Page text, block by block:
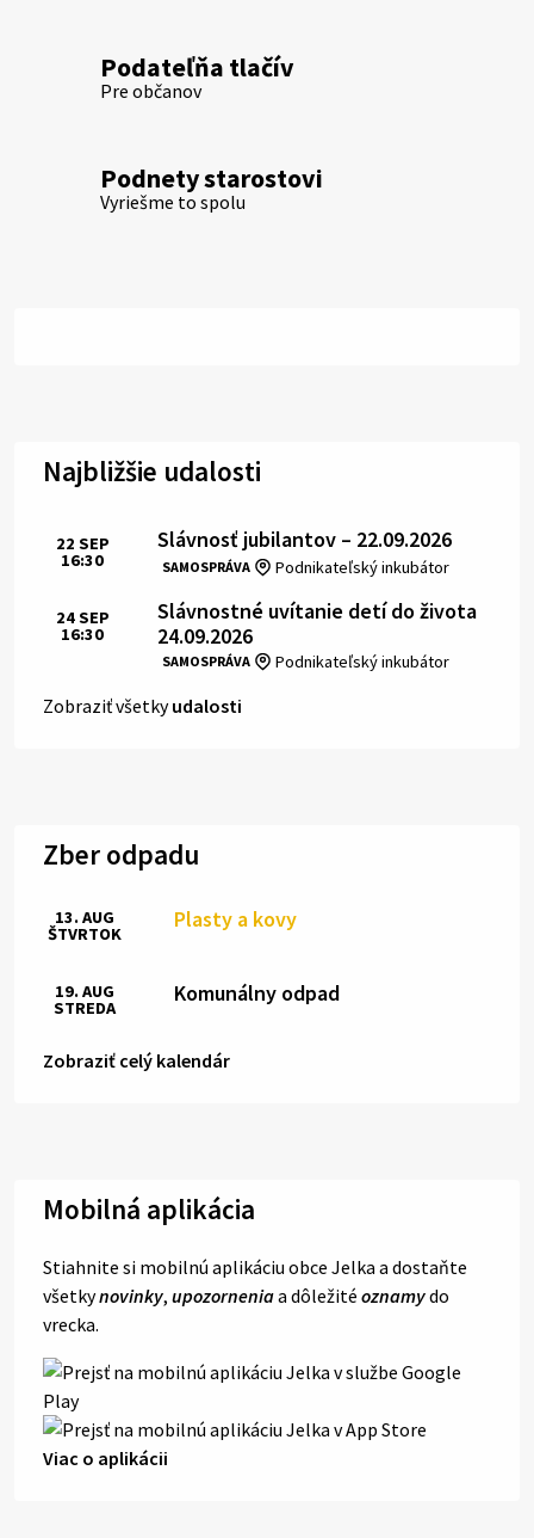
Podateľňa tlačív
Pre občanov
Podnety starostovi
Vyriešme to spolu
Najbližšie udalosti
Slávnosť jubilantov – 22.09.2026
SAMOSPRÁVA Miesto:
Podnikateľský inkubátor
Čas:
22 SEP
16:30
Slávnostné uvítanie detí do života
24.09.2026
SAMOSPRÁVA Miesto:
Podnikateľský inkubátor
Čas:
24SEP
16:30
Zobraziť všetkyudalosti
Zber odpadu
Plasty a kovy
13. AUG
ŠTVRTOK
Komunálny odpad
19. AUG
STREDA
Zobraziť celý kalendár
Mobilná aplikácia
Stiahnite si mobilnú aplikáciu obce Jelka a dostaňte
všetkynovinky, upozorneniaa dôležité oznamydo
vrecka.
Viac o aplikácii